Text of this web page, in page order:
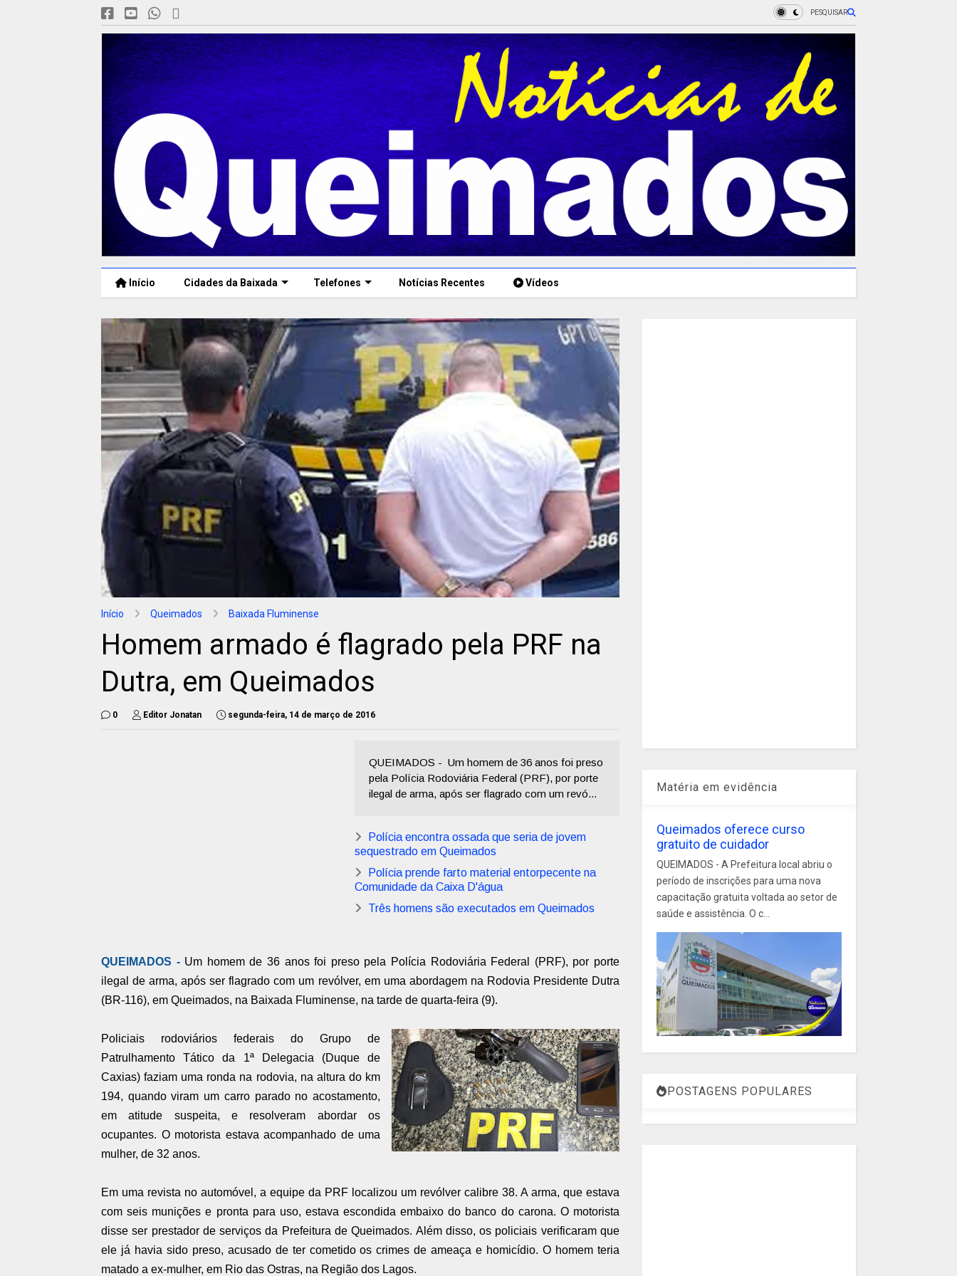
PESQUISAR
Início Cidades da Baixada Telefones Notícias Recentes Vídeos
Início Queimados Baixada Fluminense
Homem armado é flagrado pela PRF na
Dutra, em Queimados
0 Editor Jonatan segunda-feira, 14 de março de 2016
QUEIMADOS - Um homem de 36 anos foi preso
pela Polícia Rodoviária Federal (PRF), por porte
ilegal de arma, após ser flagrado com um revó...
Polícia encontra ossada que seria de jovem
sequestrado em Queimados
Polícia prende farto material entorpecente na
Comunidade da Caixa D'água
Três homens são executados em Queimados
QUEIMADOS - Um homem de 36 anos foi preso pela Polícia Rodoviária Federal (PRF), por porte
ilegal de arma, após ser flagrado com um revólver, em uma abordagem na Rodovia Presidente Dutra
(BR-116), em Queimados, na Baixada Fluminense, na tarde de quarta-feira (9).
Policiais rodoviários federais do Grupo de
Patrulhamento Tático da 1ª Delegacia (Duque de
Caxias) faziam uma ronda na rodovia, na altura do km
194, quando viram um carro parado no acostamento,
em atitude suspeita, e resolveram abordar os
ocupantes. O motorista estava acompanhado de uma
mulher, de 32 anos.
Em uma revista no automóvel, a equipe da PRF localizou um revólver calibre 38. A arma, que estava
com seis munições e pronta para uso, estava escondida embaixo do banco do carona. O motorista
disse ser prestador de serviços da Prefeitura de Queimados. Além disso, os policiais verificaram que
ele já havia sido preso, acusado de ter cometido os crimes de ameaça e homicídio. O homem teria
matado a ex-mulher, em Rio das Ostras, na Região dos Lagos.
Matéria em evidência
Queimados oferece curso
gratuito de cuidador
QUEIMADOS - A Prefeitura local abriu o
período de inscrições para uma nova
capacitação gratuita voltada ao setor de
saúde e assistência. O c...
POSTAGENS POPULARES